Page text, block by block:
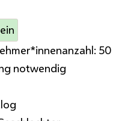
50
notwendig